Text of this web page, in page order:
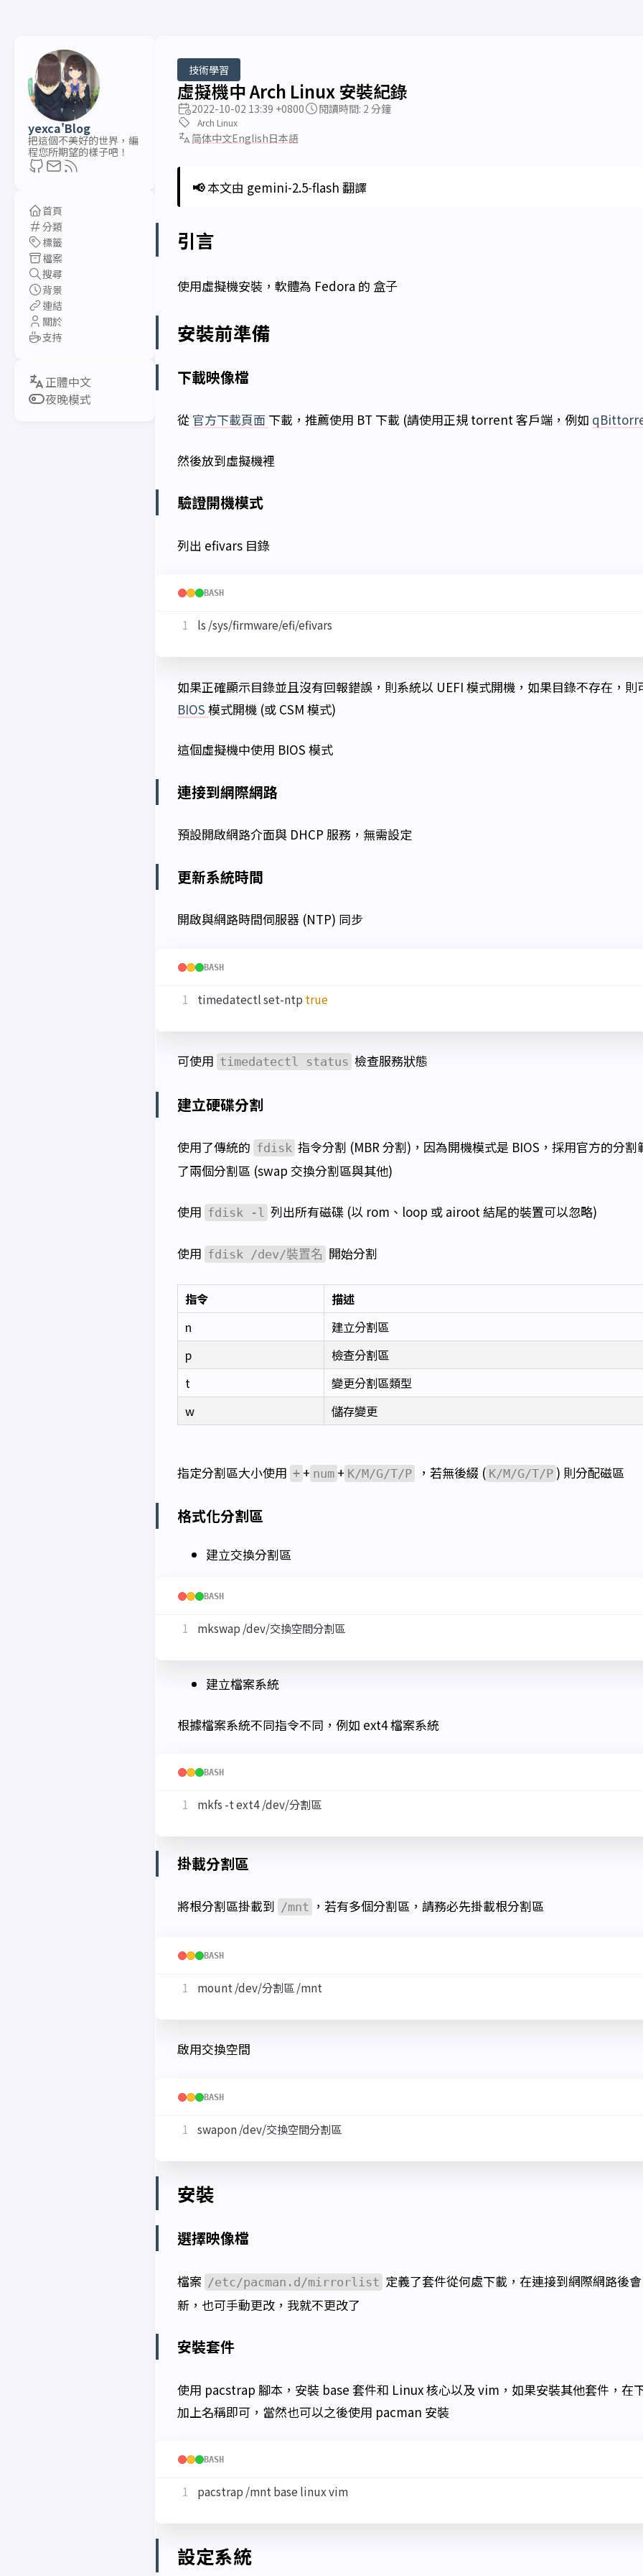
yexca'Blog
把這個不美好的世界，編
程您所期望的樣子吧！
首頁
分類
標籤
檔案
搜尋
背景
連結
關於
支持
夜晚模式
技術學習
虛擬機中 Arch Linux 安裝紀錄
2022-10-02 13:39 +0800 閱讀時間: 2 分鐘
Arch Linux
简体中文English日本語
📢本文由 gemini-2.5-flash 翻譯
引言
使用虛擬機安裝，軟體為 Fedora 的 盒子
安裝前準備
下載映像檔
從 官方下載頁面 下載，推薦使用 BT 下載 (請使用正規 torrent 客戶端，例如
然後放到虛擬機裡
驗證開機模式
列出 efivars 目錄
BASH
如果正確顯示目錄並且沒有回報錯誤，則系統以 UEFI 模式開機，如果目錄不存在，則
BIOS 模式開機 (或 CSM 模式)
這個虛擬機中使用 BIOS 模式
連接到網際網路
預設開啟網路介面與 DHCP 服務，無需設定
更新系統時間
開啟與網路時間伺服器 (NTP) 同步
BASH
timedatectl set-ntp true
可使用 timedatectl status 檢查服務狀態
建立硬碟分割
使用了傳統的 fdisk 指令分割 (MBR 分割)，因為開機模式是 BIOS，採用官方的分割
了兩個分割區 (swap 交換分割區與其他)
使用 fdisk -l 列出所有磁碟 (以 rom、loop 或 airoot 結尾的裝置可以忽略)
使用 fdisk /dev/裝置名 開始分割
指令
描述
n
建立分割區
p
檢查分割區
t
變更分割區類型
w
儲存變更
指定分割區大小使用 + + num + K/M/G/T/P ，若無後綴 ( K/M/G/T/P ) 則分配磁區
格式化分割區
建立交換分割區
BASH
mkswap /dev/交換空間分割區
建立檔案系統
根據檔案系統不同指令不同，例如 ext4 檔案系統
BASH
mkfs -t ext4 /dev/分割區
掛載分割區
將根分割區掛載到 /mnt ，若有多個分割區，請務必先掛載根分割區
BASH
啟用交換空間
BASH
swapon /dev/交換空間分割區
安裝
選擇映像檔
檔案 /etc/pacman.d/mirrorlist 定義了套件從何處下載，在連接到網際網路後
新，也可手動更改，我就不更改了
安裝套件
使用 pacstrap 腳本，安裝 base 套件和 Linux 核心以及 vim，如果安裝其他套件，在
加上名稱即可，當然也可以之後使用 pacman 安裝
BASH
設定系統